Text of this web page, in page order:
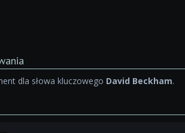
dla słowa kluczowego David Beckham.